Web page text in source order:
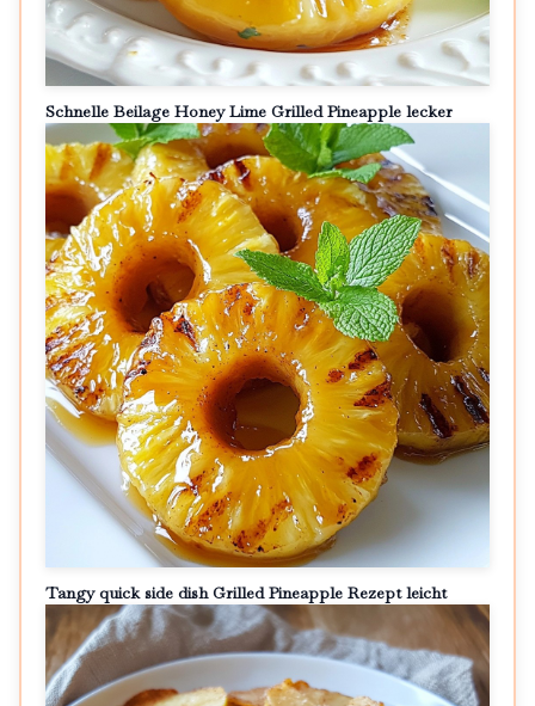
Schnelle Beilage Honey Lime Grilled Pineapple lecker
Tangy quick side dish Grilled Pineapple Rezept leicht